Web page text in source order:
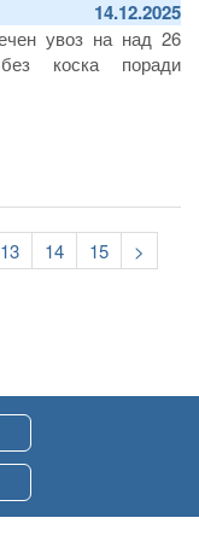
14.12.2025
увоз на над 26
коска поради
Page
13 Page
14 Page
15
Следна
страна
>